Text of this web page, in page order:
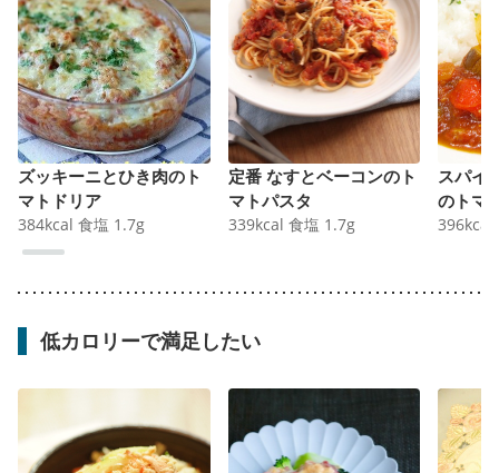
ズッキーニとひき肉のト
マトドリア
384kcal 食塩 1.7g
定番 なすとベーコンのト
マトパスタ
339kcal 食塩 1.7g
スパイ
のトマ
396kcal
低カロリーで満足したい